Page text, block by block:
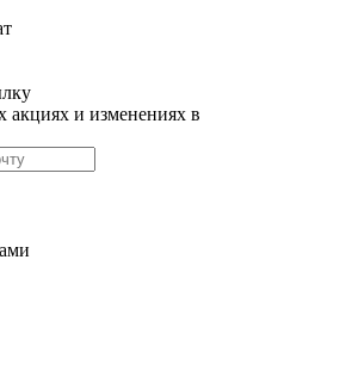
акциях и изменениях в